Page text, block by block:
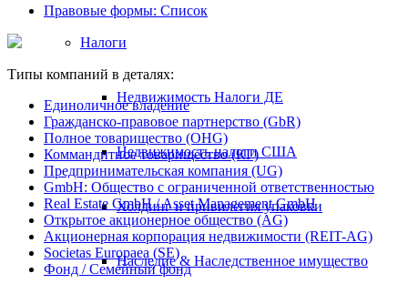
Налоги
Недвижимость Налоги ДЕ
Недвижимость налоги США
Холдинг и привилегия упаковки
Наследие & Наследственное имущество
Правовые формы: Список
Типы компаний в деталях:
Единоличное владение
Гражданско-правовое партнерство (GbR)
Полное товарищество (OHG)
Коммандитное товарищество (КГ)
Предпринимательская компания (UG)
GmbH: Общество с ограниченной ответственностью
Real Estate GmbH / Asset Management GmbH
Открытое акционерное общество (AG)
Акционерная корпорация недвижимости (REIT-AG)
Societas Europaea (SE)
Фонд / Семейный фонд